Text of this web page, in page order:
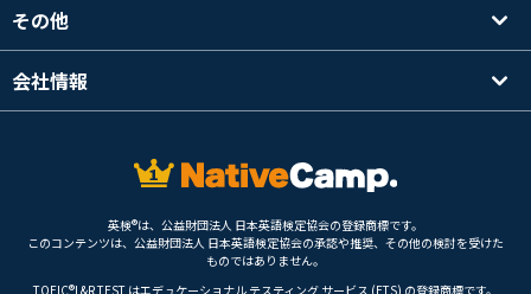
その他
会社情報
英検®は、公益財団法人 日本英語検定協会の登録商標です。
このコンテンツは、公益財団法人 日本英語検定協会の承認や推奨、その他の検討を受けた
ものではありません。
TOEIC®L&R TEST はエデュケーショナル テスティング サービス (ETS) の登録商標です。